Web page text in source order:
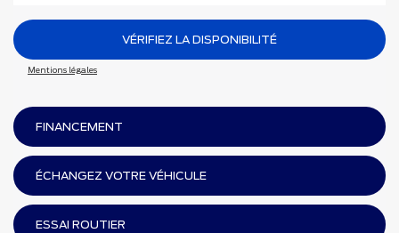
VÉRIFIEZ LA DISPONIBILITÉ
Mentions légales
FINANCEMENT
ÉCHANGEZ VOTRE VÉHICULE
ESSAI ROUTIER